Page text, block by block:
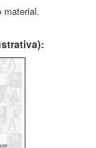
material.